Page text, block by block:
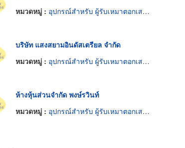
หมวดหมู่ : อุปกรณ์สำหรับ ผู้รับเหมาตอกเสาเข็ม
บริษัท แสงสยามอินดัสเตรียล จำกัด
หมวดหมู่ : อุปกรณ์สำหรับ ผู้รับเหมาตอกเสาเข็ม
ห้างหุ้นส่วนจำกัด พงษ์รวินท์
หมวดหมู่ : อุปกรณ์สำหรับ ผู้รับเหมาตอกเสาเข็ม